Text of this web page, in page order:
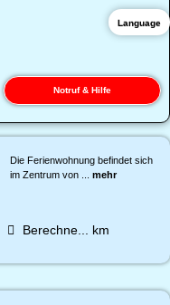
Notruf & Hilfe
Die Ferienwohnung befindet sich
im Zentrum von ... mehr
Berechne... km
Language